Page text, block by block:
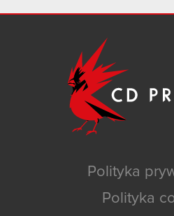
Polityka
Polityka